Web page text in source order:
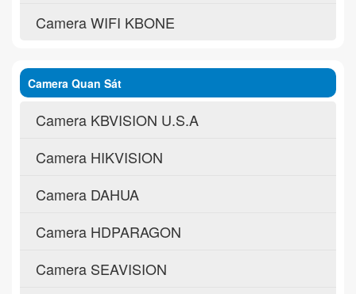
Camera WIFI KBONE
Camera Quan Sát
Camera KBVISION U.S.A
Camera HIKVISION
Camera DAHUA
Camera HDPARAGON
Camera SEAVISION